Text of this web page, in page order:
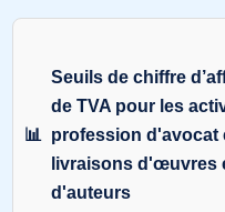
Seuils de chiffre
de TVA pour les
profession d'avocat
livraisons d'œuvres
d'auteurs